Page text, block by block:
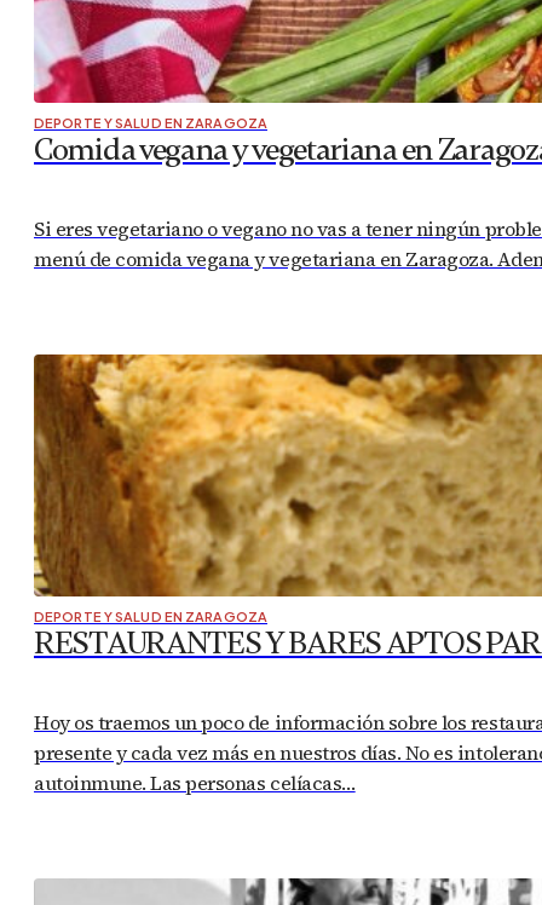
DEPORTE Y SALUD EN ZARAGOZA
Comida vegana y vegetariana en
Si eres vegetariano o vegano no vas a tener ningún
menú de comida vegana y vegetariana en Zaragoza.
DEPORTE Y SALUD EN ZARAGOZA
RESTAURANTES Y BARES APTOS
Hoy os traemos un poco de información sobre los
presente y cada vez más en nuestros días. No es
autoinmune. Las personas celíacas…